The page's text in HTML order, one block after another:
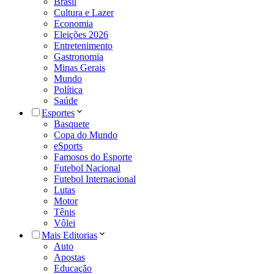
Cultura e Lazer
Economia
Eleições 2026
Entretenimento
Gastronomia
Minas Gerais
Mundo
Política
Saúde
Esportes
Basquete
Copa do Mundo
eSports
Famosos do Esporte
Futebol Nacional
Futebol Internacional
Lutas
Motor
Tênis
Vôlei
Mais Editorias
Auto
Apostas
Educação